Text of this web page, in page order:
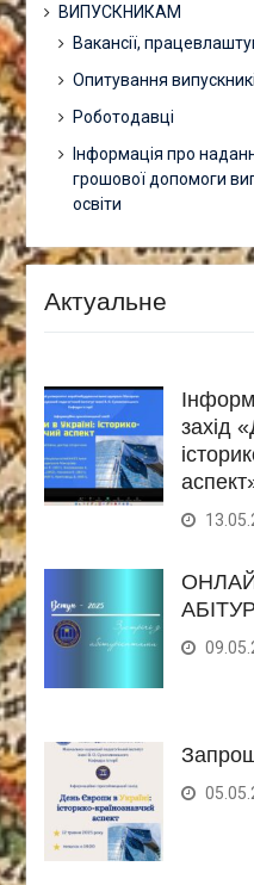
ВИПУСКНИКАМ
Вакансії,
Опитування
Роботодавці
Інформація про
грошової допомоги
освіти
Актуальне
захід